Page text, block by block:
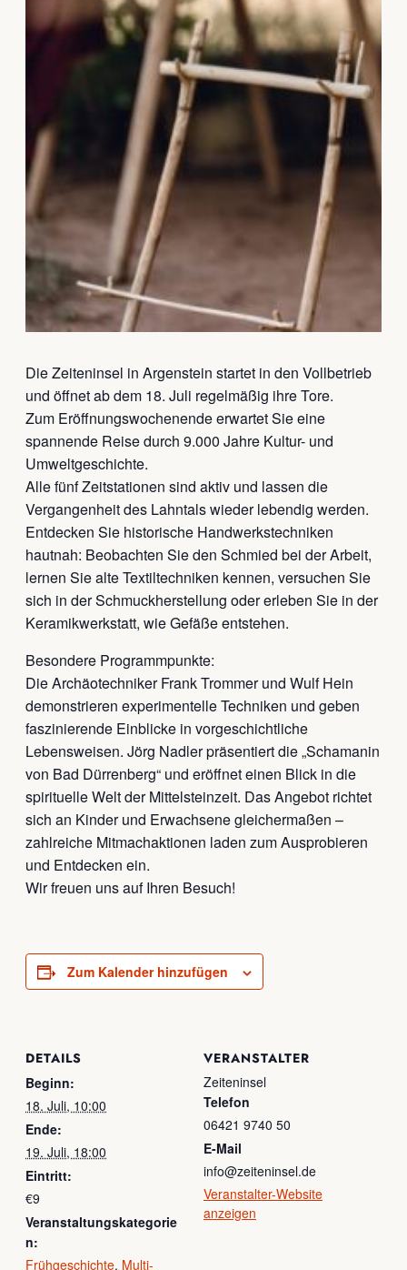
Die Zeiteninsel in Argenstein startet in den Vollbetrieb
und öffnet ab dem 18. Juli regelmäßig ihre Tore.
Zum Eröffnungswochenende erwartet Sie eine
spannende Reise durch 9.000 Jahre Kultur- und
Umweltgeschichte.
Alle fünf Zeitstationen sind aktiv und lassen die
Vergangenheit des Lahntals wieder lebendig werden.
Entdecken Sie historische Handwerkstechniken
hautnah: Beobachten Sie den Schmied bei der Arbeit,
lernen Sie alte Textiltechniken kennen, versuchen Sie
sich in der Schmuckherstellung oder erleben Sie in der
Keramikwerkstatt, wie Gefäße entstehen.
Besondere Programmpunkte:
Die Archäotechniker Frank Trommer und Wulf Hein
demonstrieren experimentelle Techniken und geben
faszinierende Einblicke in vorgeschichtliche
Lebensweisen. Jörg Nadler präsentiert die „Schamanin
von Bad Dürrenberg“ und eröffnet einen Blick in die
spirituelle Welt der Mittelsteinzeit. Das Angebot richtet
sich an Kinder und Erwachsene gleichermaßen –
zahlreiche Mitmachaktionen laden zum Ausprobieren
und Entdecken ein.
Wir freuen uns auf Ihren Besuch!
Zum Kalender hinzufügen
DETAILS
Beginn:
18. Juli, 10:00
Ende:
19. Juli, 18:00
Eintritt:
€9
Veranstaltungskategorie
n:
Frühgeschichte, Multi-
VERANSTALTER
Zeiteninsel
Telefon
06421 9740 50
E-Mail
info@zeiteninsel.de
Veranstalter-Website
anzeigen